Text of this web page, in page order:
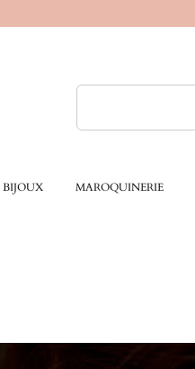
BIJOUX MAROQUINERIE